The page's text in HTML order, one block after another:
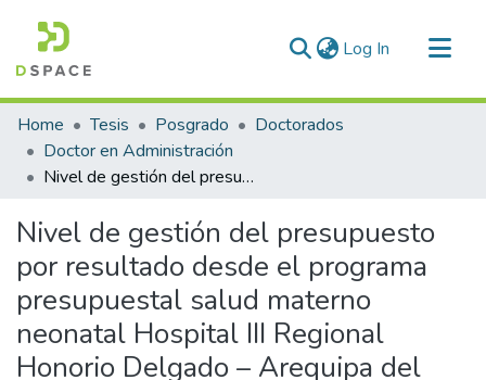
Log In (current)
Communities & Collections
All of DSpace
Statistics
Home Tesis Posgrado
Doctorados
Doctor en Administración
Nivel de gestión del presupuesto por resultado desde el programa presupuestal salud materno neonatal Hospital III Regional Honorio Delgado – Arequipa del año 2022
Nivel de gestión del presupuesto
por resultado desde el programa
presupuestal salud materno
neonatal Hospital III Regional
Honorio Delgado – Arequipa del